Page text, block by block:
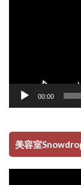
00:00
美容室
動